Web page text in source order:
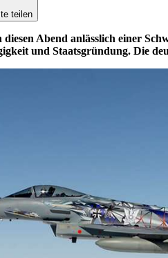
teilen
Abend anlässlich einer
und Staatsgründung. Die